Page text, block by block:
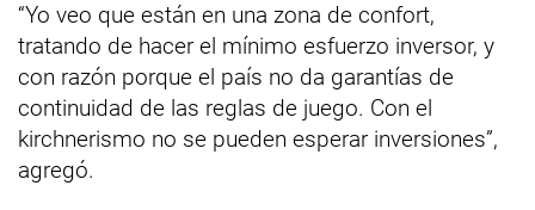
“Yo veo que están en una zona de confort,
tratando de hacer el mínimo esfuerzo inversor, y
con razón porque el país no da garantías de
continuidad de las reglas de juego. Con el
kirchnerismo no se pueden esperar inversiones”,
agregó.